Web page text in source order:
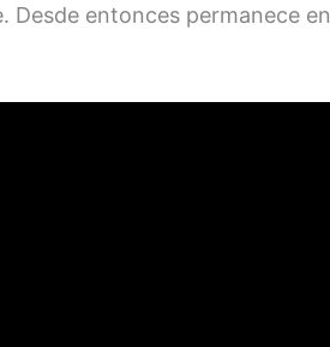
Desde entonces permanece en